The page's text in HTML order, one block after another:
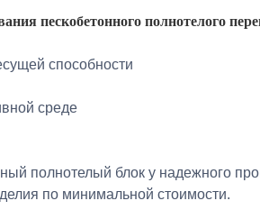
пескобетонного полнотелого
способности
среде
полнотелый блок у надежного
по минимальной стоимости.